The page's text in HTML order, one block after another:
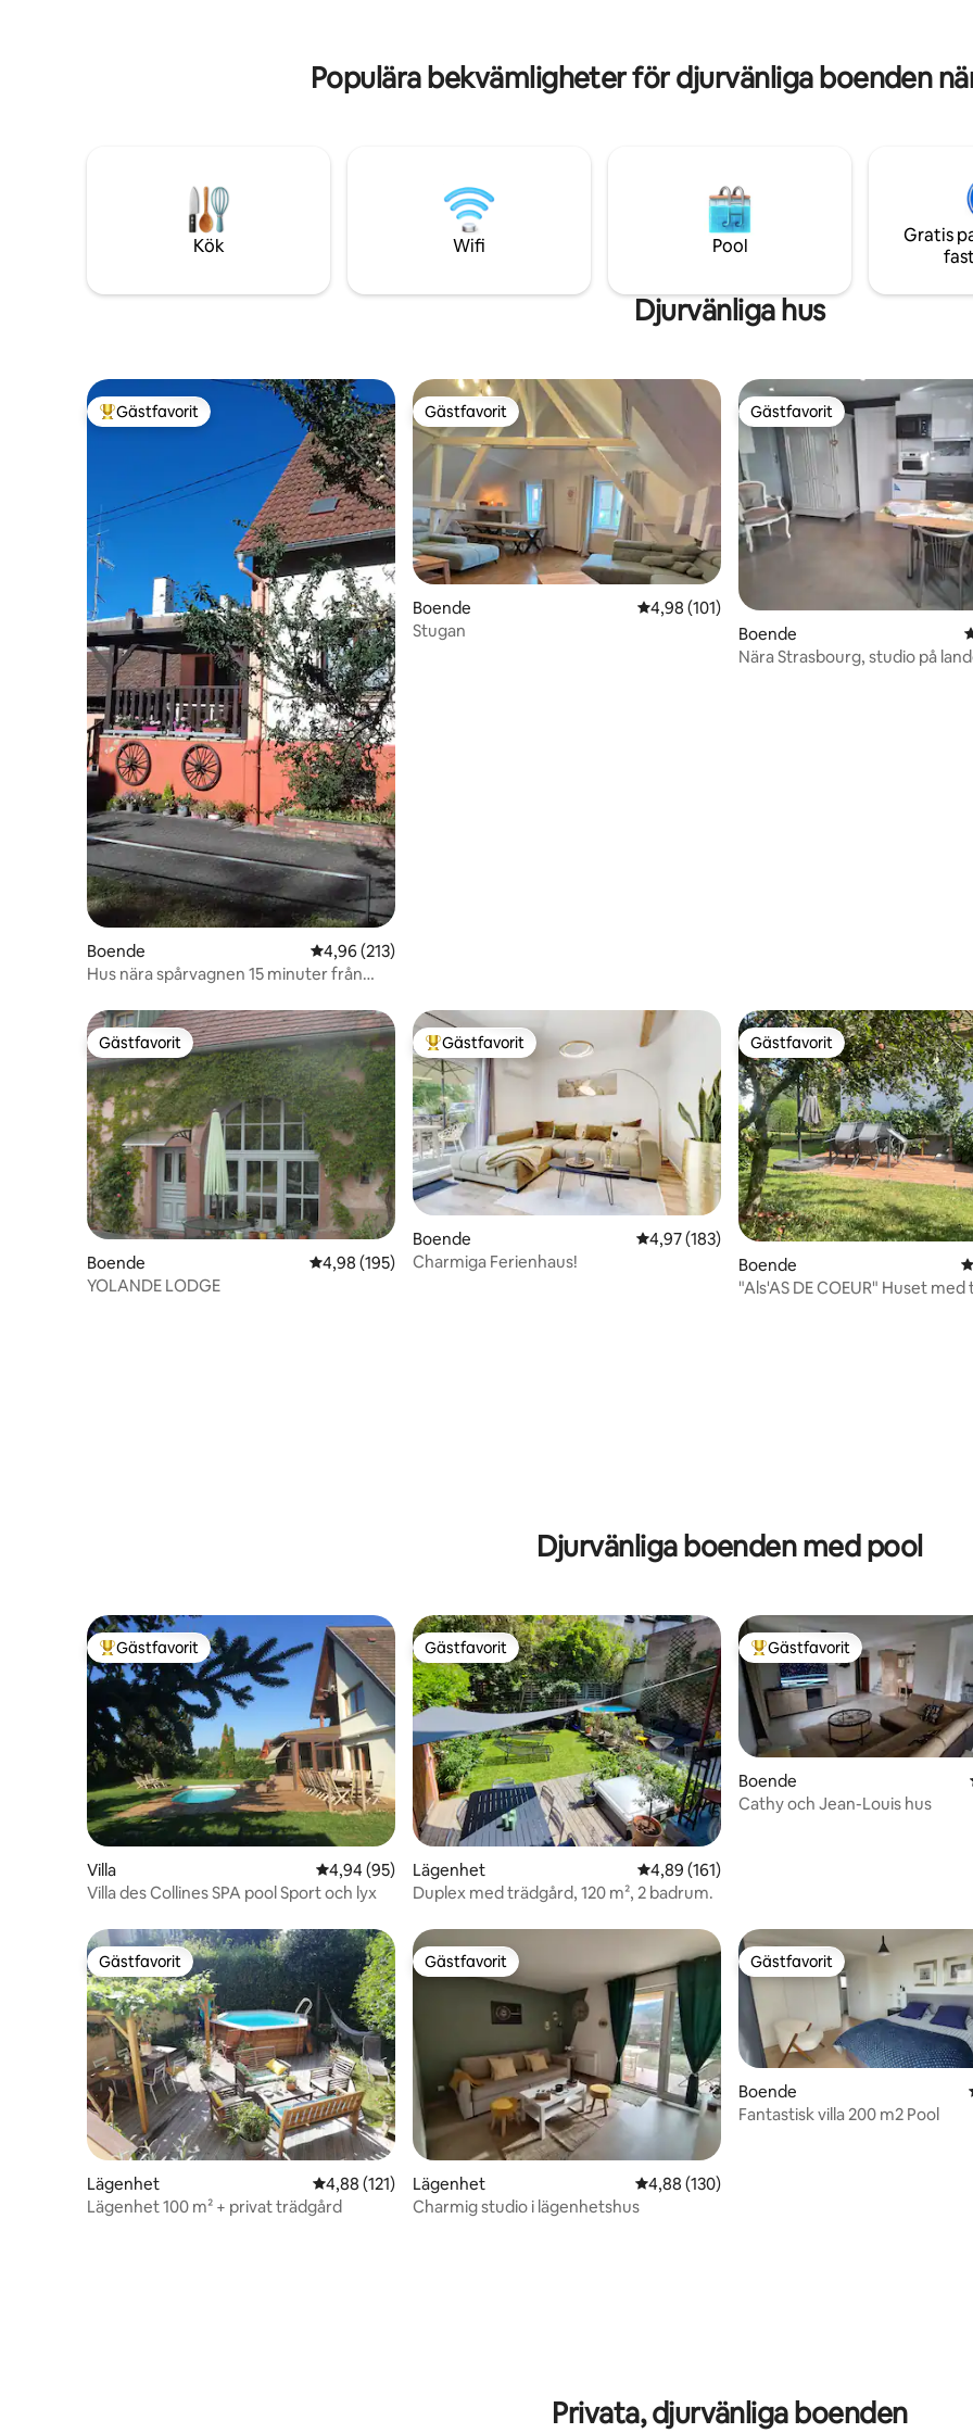
Populära bekvämligheter för djurvänliga boenden
Kök Wifi Pool
Gratis
Djurvänliga hus
Populär gästfavorit
Gästfavorit
Boende 4,96 av 5 i genomsnittligt betyg, 213 omdömen
4,96 (213)
Hus nära spårvagnen 15 minuter från
Gästfavorit
Gästfavorit
Boende 4,98 av 5 i genomsnittligt betyg, 101
4,98 (101)
Stugan
Gästfavorit
Gästfavorit
Boende
Nära Strasbourg, studio på
Gästfavorit
Gästfavorit
Boende 4,98 av 5 i genomsnittligt betyg, 195 omdömen
4,98 (195)
YOLANDE LODGE
Populär gästfavorit
Gästfavorit
Boende 4,97 av 5 i genomsnittligt betyg, 183
4,97 (183)
Charmiga Ferienhaus!
Gästfavorit
Gästfavorit
Boende
"Als'AS DE COEUR" Huset
Djurvänliga boenden med pool
Populär gästfavorit
Gästfavorit
Villa 4,94 av 5 i genomsnittligt betyg, 95 omdömen
4,94 (95)
Villa des Collines SPA pool Sport och lyx
Gästfavorit
Gästfavorit
Lägenhet 4,89 av 5 i genomsnittligt betyg, 161
4,89 (161)
Duplex med trädgård, 120 m², 2 badrum.
Populär gästfavorit
Gästfavorit
Boende
Cathy och Jean-Louis hus
Gästfavorit
Gästfavorit
Lägenhet 4,88 av 5 i genomsnittligt betyg, 121 omdömen
4,88 (121)
Lägenhet 100 m² + privat trädgård
Gästfavorit
Gästfavorit
Lägenhet 4,88 av 5 i genomsnittligt betyg, 130
4,88 (130)
Charmig studio i lägenhetshus
Gästfavorit
Gästfavorit
Boende
Fantastisk villa 200 m2 Pool
Privata, djurvänliga boenden